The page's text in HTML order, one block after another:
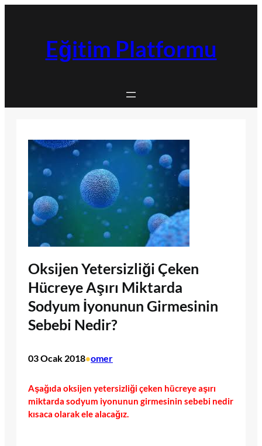
Eğitim Platformu
Oksijen Yetersizliği Çeken
Hücreye Aşırı Miktarda
Sodyum İyonunun Girmesinin
Sebebi Nedir?
03 Ocak 2018•omer
Aşağıda oksijen yetersizliği çeken hücreye aşırı
miktarda sodyum iyonunun girmesinin sebebi nedir
kısaca olarak ele alacağız.